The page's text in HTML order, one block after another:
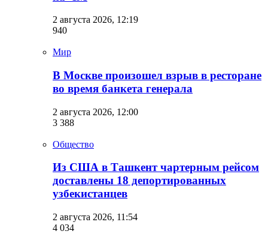
2 августа 2026, 12:19
940
Мир
В Москве произошел взрыв в ресторане
во время банкета генерала
2 августа 2026, 12:00
3 388
Общество
Из США в Ташкент чартерным рейсом
доставлены 18 депортированных
узбекистанцев
2 августа 2026, 11:54
4 034